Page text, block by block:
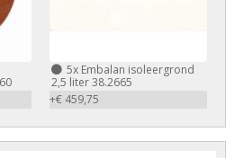
5xEmbalan isoleergrond
2,5 liter 38.2665
+€ 459,75